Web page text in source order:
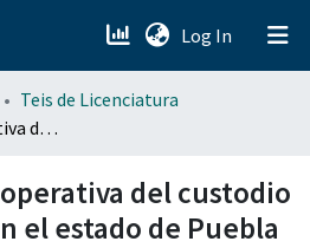
Log In (current)
Teis de Licenciatura
Modernizacion operativa del custodio penitenciario en el estado de Puebla
del custodio
el estado de Puebla